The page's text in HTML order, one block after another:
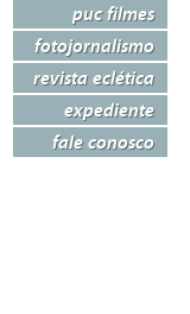
puc filmes
fotojornalismo
revista eclética
expediente
fale conosco